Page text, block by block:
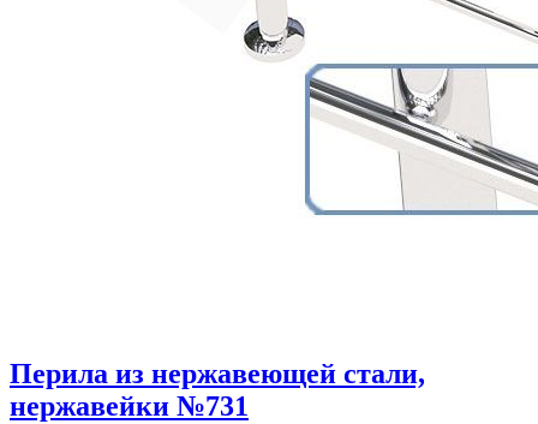
Перила из нержавеющей стали,
нержавейки №731